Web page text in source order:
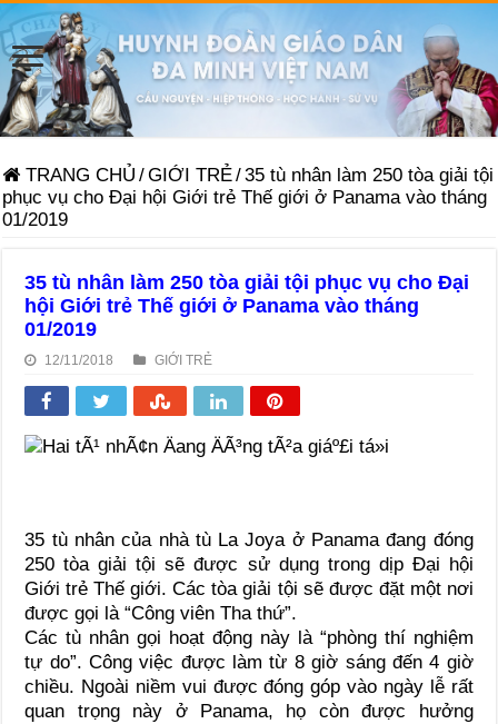
TRANG CHỦ /GIỚI TRẺ/35 tù nhân làm 250 tòa giải tội
phục vụ cho Đại hội Giới trẻ Thế giới ở Panama vào tháng
01/2019
35 tù nhân làm 250 tòa giải tội phục vụ cho Đại
hội Giới trẻ Thế giới ở Panama vào tháng
01/2019
12/11/2018 GIỚI TRẺ
35 tù nhân của nhà tù La Joya ở Panama đang đóng
250 tòa giải tội sẽ được sử dụng trong dịp Đại hội
Giới trẻ Thế giới. Các tòa giải tội sẽ được đặt một nơi
được gọi là “Công viên Tha thứ”.
Các tù nhân gọi hoạt động này là “phòng thí nghiệm
tự do”. Công việc được làm từ 8 giờ sáng đến 4 giờ
chiều. Ngoài niềm vui được đóng góp vào ngày lễ rất
quan trọng này ở Panama, họ còn được hưởng